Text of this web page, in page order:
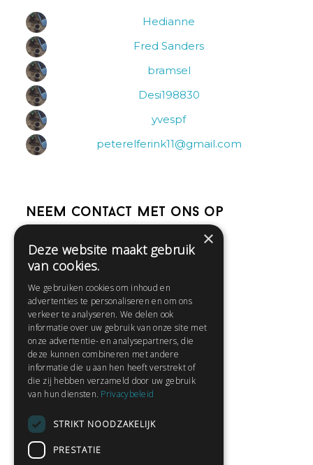
Hedianne
Fred Sanders
bramsel
Desi198830
yvespf
peterelferink11@gmail.com
Neem contact met ons op
Help
Contact
Huisregels
Snel naar:
Gratis aanmelden
Privacybeleid
×
Deze website maakt gebruik
van cookies.
We gebruiken cookies om inhoud en
advertenties te personaliseren en om ons
verkeer te analyseren. We delen ook
informatie over uw gebruik van onze site met
onze advertentie- en analysepartners, die
deze kunnen combineren met andere
informatie die u aan hen heeft verstrekt of
die zij hebben verzameld door uw gebruik
van hun diensten. Privacybeleid
STRIKT NOODZAKELIJK
PRESTATIE